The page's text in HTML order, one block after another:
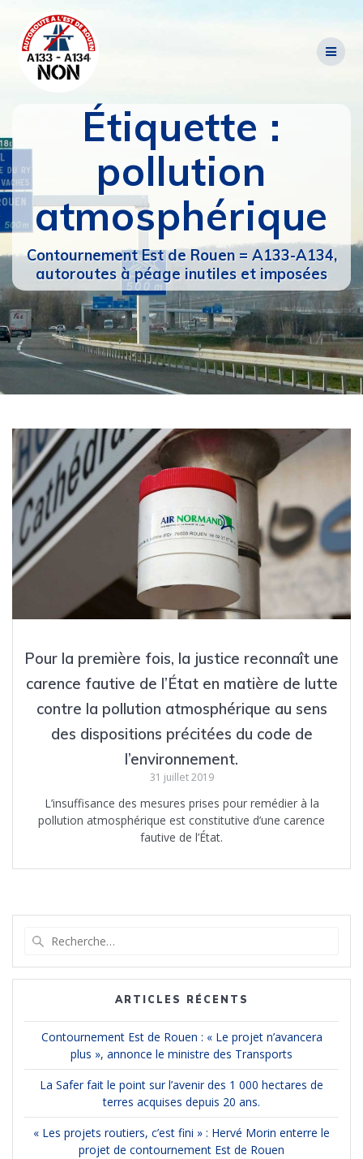
Étiquette :
pollution
atmosphérique
Contournement Est de Rouen = A133-A134,
autoroutes à péage inutiles et imposées
Pour la première fois, la justice reconnaît une
carence fautive de l’État en matière de lutte
contre la pollution atmosphérique au sens
des dispositions précitées du code de
l’environnement.
31 juillet 2019
L’insuffisance des mesures prises pour remédier à la
pollution atmosphérique est constitutive d’une carence
fautive de l’État.
:
ARTICLES RÉCENTS
Contournement Est de Rouen : « Le projet n’avancera
plus », annonce le ministre des Transports
La Safer fait le point sur l’avenir des 1 000 hectares de
terres acquises depuis 20 ans.
« Les projets routiers, c’est fini » : Hervé Morin enterre le
projet de contournement Est de Rouen